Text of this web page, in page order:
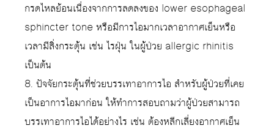
กรดไหลย้อนเนื่องจากการลดลงของ lower esophageal
sphincter tone หรือมีการไอมากเวลาอากาศเย็นหรือ
เวลามีสิ่งกระตุ้น เช่น ไรฝุ่น ในผู้ป่วย allergic rhinitis
เป็นต้น
8. ปัจจัยกระตุ้นที่ช่วยบรรเทาอาการไอ สำหรับผู้ป่วยที่เคย
เป็นอาการไอมาก่อน ให้ทำการสอบถามว่าผู้ป่วยสามารถ
บรรเทาอาการไอได้อย่างไร เช่น ต้องหลีกเลี่ยงอากาศเย็น